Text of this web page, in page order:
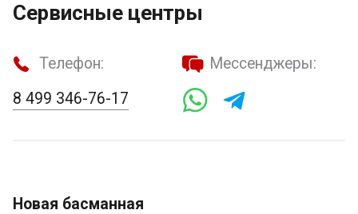
Сервисные центры
Телефон:
8 499 346-76-17
Мессенджеры:
Новая басманная